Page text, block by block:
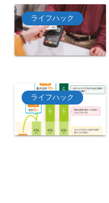
ライフハック
ライフハック